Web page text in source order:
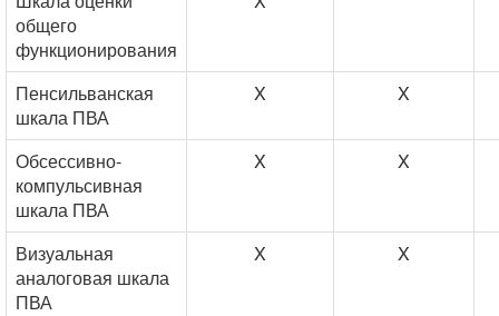
общего
функционирования
Пенсильванская
шкала ПВА
X X
Обсессивно-
компульсивная
шкала ПВА
X X
Визуальная
аналоговая шкала
ПВА
X X